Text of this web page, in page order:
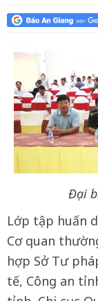
Đại
Lớp tập huấn
Cơ quan
hợp Sở Tư
tế, Công an